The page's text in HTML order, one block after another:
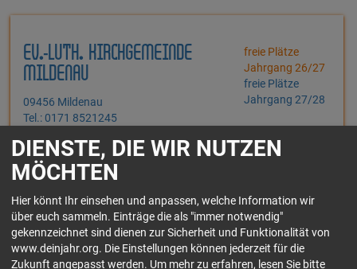
EV.-LUTH. KIRCHGEMEINDE
MILDENAU
09456 Mildenau
Tel.: 0171 8521245
freie Plätze
Jahrgang 26/27
freie Plätze
Jahrgang 27/28
Jesus Christus ist der Herr unserer Kirchgemeinde. Wir glauben, dass
uns Gott durch Ihn angenommen hat als seine Kinder - und wollen in
diesem Sinne a...
Einsatzfelder:
DIENSTE, DIE WIR NUTZEN
MÖCHTEN
Hier könnt Ihr einsehen und anpassen, welche Information wir
über euch sammeln. Einträge die als "immer notwendig"
gekennzeichnet sind dienen zur Sicherheit und Funktionalität von
www.deinjahr.org. Die Einstellungen können jederzeit für die
Zukunft angepasst werden. Um mehr zu erfahren, lesen Sie bitte